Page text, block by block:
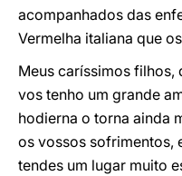
acompanhados das
Vermelha italiana que
Meus caríssimos
vos tenho um grande
hodierna o torna ainda
os vossos sofrimentos,
tendes um lugar muito